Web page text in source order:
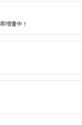
出典：ふるさとチョイ
増量中！